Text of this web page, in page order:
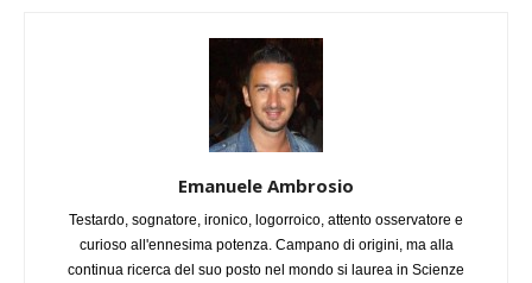
Emanuele Ambrosio
Testardo, sognatore, ironico, logorroico, attento osservatore e
curioso all'ennesima potenza. Campano di origini, ma alla
continua ricerca del suo posto nel mondo si laurea in Scienze